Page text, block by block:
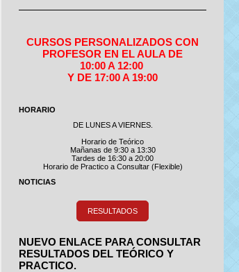
CURSOS PERSONALIZADOS CON
PROFESOR EN EL AULA DE
10:00 A 12:00
Y DE 17:00 A 19:00
HORARIO
DE LUNES A VIERNES.
Horario de Teórico
Mañanas de 9:30 a 13:30
Tardes de 16:30 a 20:00
Horario de Practico a Consultar (Flexible)
NOTICIAS
RESULTADOS
NUEVO ENLACE PARA CONSULTAR
RESULTADOS DEL TEÓRICO Y
PRACTICO.